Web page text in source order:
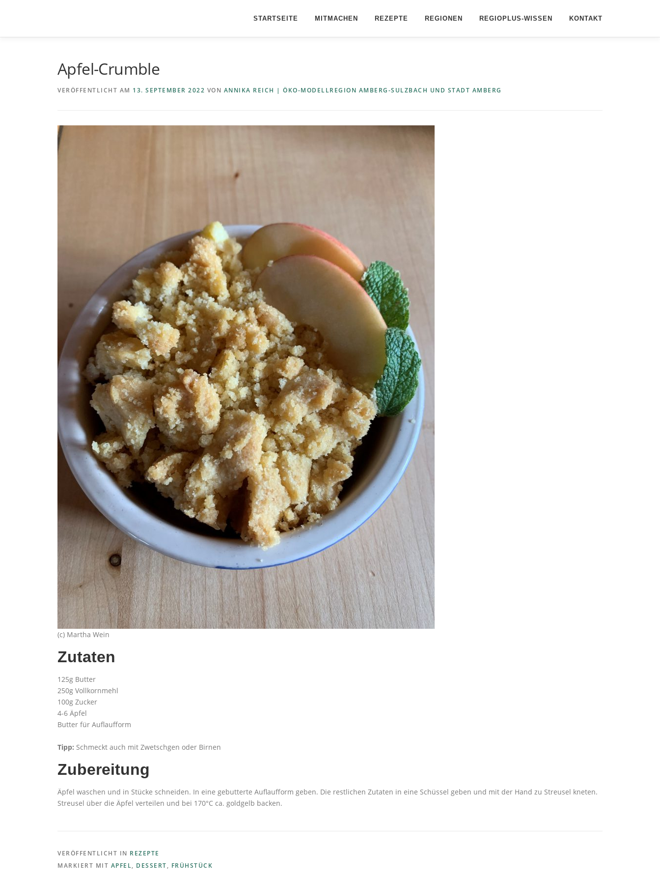
STARTSEITE MITMACHEN REZEPTE REGIONEN REGIOPLUS-WISSEN KONTAKT
Apfel-Crumble
VERÖFFENTLICHT AM 13. SEPTEMBER 2022 VON ANNIKA REICH | ÖKO-MODELLREGION AMBERG-SULZBACH UND STADT AMBERG
(c) Martha Wein
Zutaten
125g Butter
250g Vollkornmehl
100g Zucker
4-6 Äpfel
Butter für Auflaufform
Tipp: Schmeckt auch mit Zwetschgen oder Birnen
Zubereitung
Äpfel waschen und in Stücke schneiden. In eine gebutterte Auflaufform geben. Die restlichen Zutaten in eine Schüssel geben und mit der Hand zu Streusel kneten.
Streusel über die Äpfel verteilen und bei 170°C ca. goldgelb backen.
VERÖFFENTLICHT IN REZEPTE
MARKIERT MIT APFEL, DESSERT, FRÜHSTÜCK